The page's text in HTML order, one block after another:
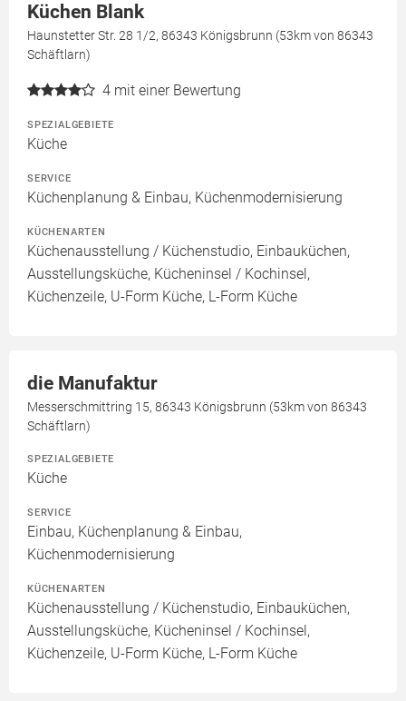
Küchen Blank
Haunstetter Str. 28 1/2, 86343 Königsbrunn (53km von 86343
Schäftlarn)
4 mit einer Bewertung
SPEZIALGEBIETE
Küche
SERVICE
Küchenplanung & Einbau, Küchenmodernisierung
KÜCHENARTEN
Küchenausstellung / Küchenstudio, Einbauküchen,
Ausstellungsküche, Kücheninsel / Kochinsel,
Küchenzeile, U-Form Küche, L-Form Küche
die Manufaktur
Messerschmittring 15, 86343 Königsbrunn (53km von 86343
Schäftlarn)
SPEZIALGEBIETE
Küche
SERVICE
Einbau, Küchenplanung & Einbau,
Küchenmodernisierung
KÜCHENARTEN
Küchenausstellung / Küchenstudio, Einbauküchen,
Ausstellungsküche, Kücheninsel / Kochinsel,
Küchenzeile, U-Form Küche, L-Form Küche